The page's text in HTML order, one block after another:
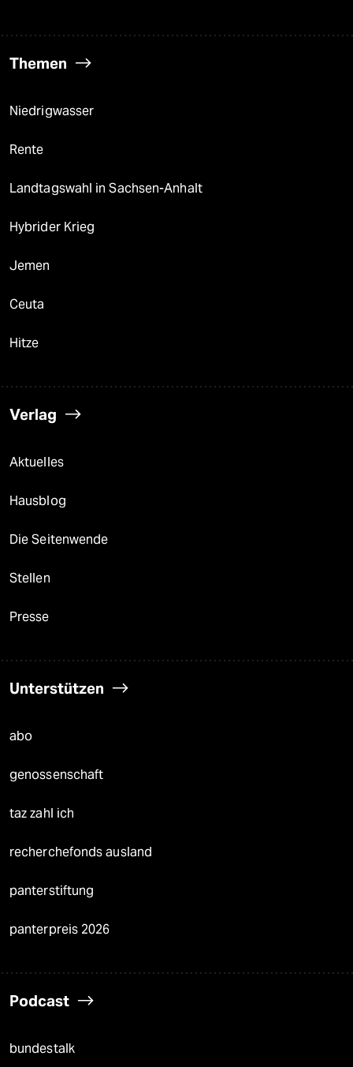
Themen
Niedrigwasser
Rente
Landtagswahl in Sachsen-Anhalt
Hybrider Krieg
Jemen
Ceuta
Hitze
Verlag
Aktuelles
Hausblog
Die Seitenwende
Stellen
Presse
Unterstützen
abo
genossenschaft
taz zahl ich
recherchefonds ausland
panterstiftung
panterpreis 2026
Podcast
bundestalk